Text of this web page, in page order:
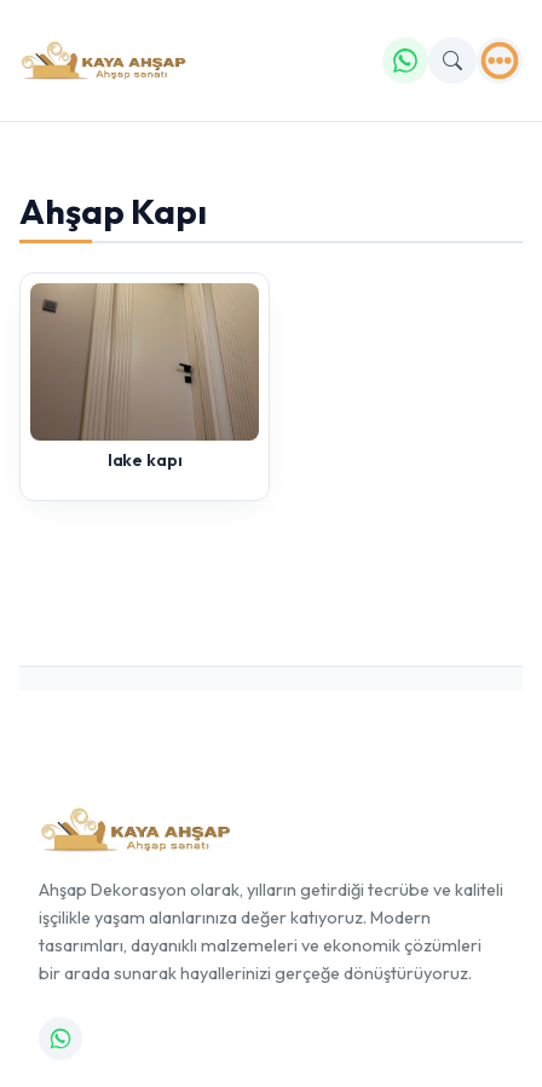
Ahşap Kapı
lake kapı
Ahşap Dekorasyon olarak, yılların getirdiği tecrübe ve kaliteli
işçilikle yaşam alanlarınıza değer katıyoruz. Modern
tasarımları, dayanıklı malzemeleri ve ekonomik çözümleri
bir arada sunarak hayallerinizi gerçeğe dönüştürüyoruz.
Yazmaya başlayın...